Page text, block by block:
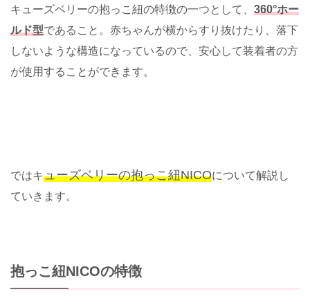
キューズベリーの抱っこ紐の特徴の一つとして、 360°ホー
ルド型であること。赤ちゃんが横からすり抜けたり、落下
しないような構造になっているので、安心して装着者の方
が使用することができます。
ではキューズベリーの抱っこ紐NICOについて解説し
ていきます。
抱っこ紐NICOの特徴